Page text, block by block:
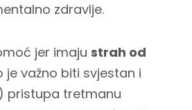
zdravlje.
jer imaju strah od
je važno biti svjestan i
pristupa tretmanu